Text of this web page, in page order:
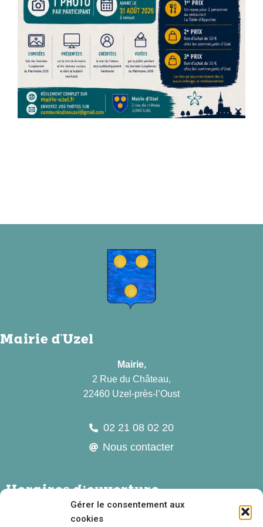
Gérer le consentement aux
cookies
Mairie d'Uzel
Mairie,
2 Rue du Château,
22460 Uzel-près-l’Oust
02 21 08 02 20
Nous contacter
Horaires d’ouverture
Lundi :